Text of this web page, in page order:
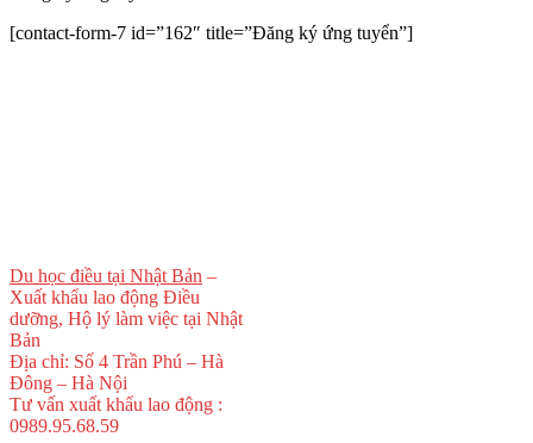
[contact-form-7 id=”162″ title=”Đăng ký ứng tuyển”]
Du học điều tại Nhật Bản –
Xuất khẩu lao động Điều
dưỡng, Hộ lý làm việc tại Nhật
Bản
Địa chỉ: Số 4 Trần Phú – Hà
Đông – Hà Nội
Tư vấn xuất khẩu lao động :
0989.95.68.59